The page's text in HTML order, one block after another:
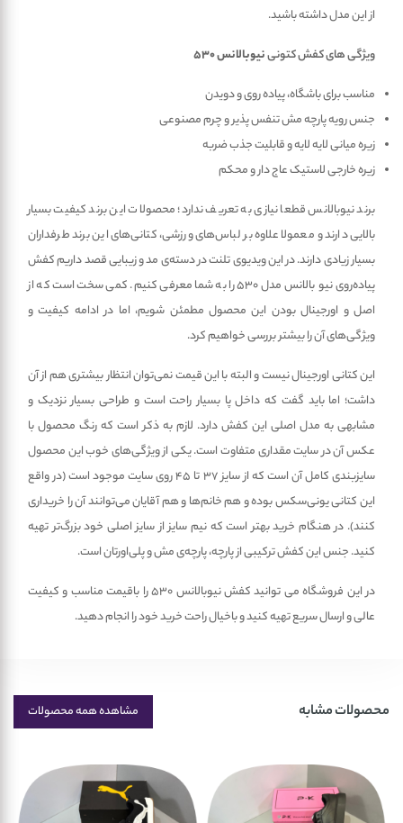
از این مدل داشته باشید.
ویژگی های کفش کتونینیوبالانس 530
مناسب برای باشگاه، پیاده روی و دویدن
جنس رویه پارچه مش تنفس پذیر و چرم مصنوعی
زیره میانی لایه لایه و قابلیت جذب ضربه
زیره خارجی لاستیک عاج دار و محکم
برند نیوبالانس قطعا نیازی به تعریف ندارد؛ محصولات این برند کیفیت بسیار
بالایی دارند و معمولا علاوه بر لباس‌های ورزشی، کتانی‌های این برند طرفداران
بسیار زیادی دارند. در این ویدیوی تلنت در دسته‌ی مد و زیبایی قصد داریم کفش
پیاده‌روی نیو بالانس مدل 530 را به شما معرفی کنیم. کمی سخت است که از
اصل و اورجینال بودن این محصول مطمئن شویم، اما در ادامه کیفیت و
ویژگی‌های آن را بیشتر بررسی خواهیم کرد.
این کتانی اورجینال نیست و البته با این قیمت نمی‌توان انتظار بیشتری هم از آن
داشت؛ اما باید گفت که داخل پا بسیار راحت است و طراحی بسیار نزدیک و
مشابهی به مدل اصلی این کفش دارد. لازم به ذکر است که رنگ محصول با
عکس آن در سایت مقداری متفاوت است. یکی از ویژگی‌های خوب این محصول
سایزبندی کامل آن است که از سایز ۳۷ تا ۴۵ روی سایت موجود است (در واقع
این کتانی یونی‌سکس بوده و هم خانم‌ها و هم آقایان می‌توانند آن را خریداری
کنند). در هنگام خرید بهتر است که نیم سایز از سایز اصلی خود بزرگ‌تر تهیه
کنید. جنس این کفش ترکیبی از پارچه، پارچه‌ی مش و پلی‌اورتان است.
در این فروشگاه می توانید کفش نیوبالانس 530 را باقیمت مناسب و کیفیت
عالی و ارسال سریع تهیه کنید و باخیال راحت خرید خود را انجام دهید.
محصولات مشابه مشاهده همه محصولات